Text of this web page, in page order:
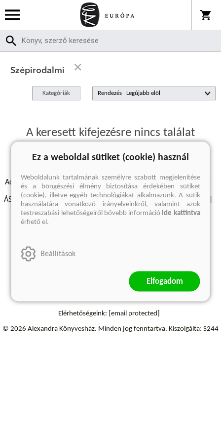
Szépirodalmi
Kategóriák Rendezés
A keresett kifejezésre nincs találat
Adatvédelmi szabályzatok Elállási felmondási nyilatkozat
ÁSZF - Vásárlási feltételek A kiadóról Süti beállítások
Árkötött termékek Kommentelési szabályzat
Elérhetőségeink: [email protected]
© 2026 Alexandra Könyvesház. Minden jog fenntartva. Kiszolgálta: S244
Ez a weboldal sütiket (cookie) használ
Weboldalunk tartalmának személyre szabott megjelenítése
és a böngészési élmény biztosítása érdekében sütiket
(cookie), illetve egyéb technológiákat alkalmazunk. A sütik
használatára vonatkozó irányelveinkről, valamint azok
testreszabási lehetőségeiről bővebb információide kattintva
érhető el.
Beállítások
Elfogadom